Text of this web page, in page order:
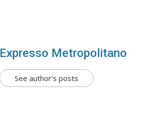
Expresso Metropolitano
See author's posts